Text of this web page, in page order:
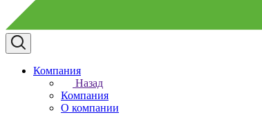
Компания
Назад
Компания
О компании